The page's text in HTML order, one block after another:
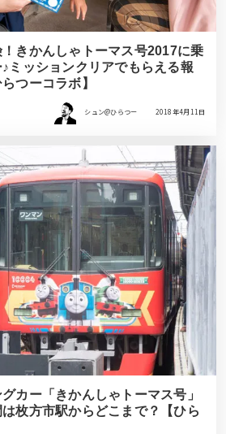
きかんしゃトーマス号2017に乗
ミッションクリアでもらえる報
つーコラボ】
シュン@ひらつー 2018年4月11日
カー「きかんしゃトーマス号」
枚方市駅からどこまで？【ひら